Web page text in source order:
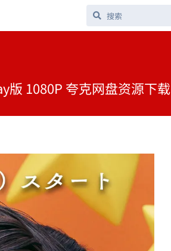
版 1080P 夸克网盘资源下载